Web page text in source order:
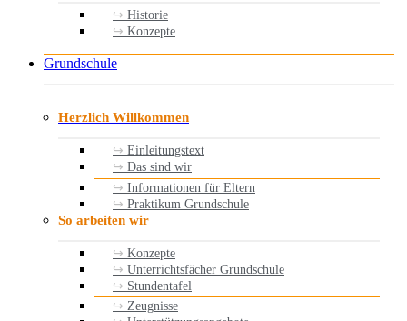
Historie
Konzepte
Grundschule
Herzlich Willkommen
Einleitungstext
Das sind wir
Informationen für Eltern
Praktikum Grundschule
So arbeiten wir
Konzepte
Unterrichtsfächer Grundschule
Stundentafel
Zeugnisse